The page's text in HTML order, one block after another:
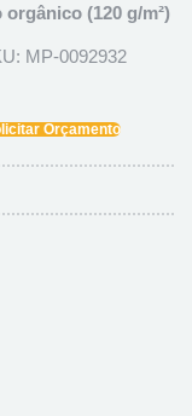
orgânico (120 g/m²)
MP-0092932
Orçamento